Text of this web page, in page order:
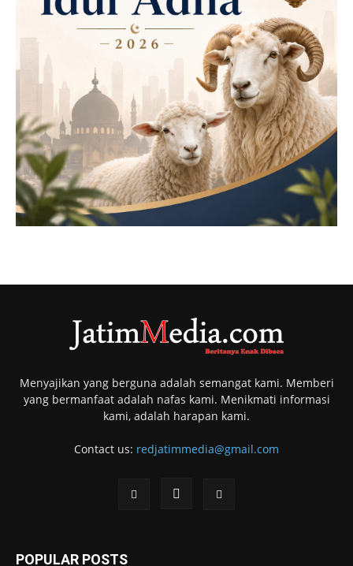
Menyajikan yang berguna adalah semangat kami. Memberi
yang bermanfaat adalah nafas kami. Menikmati informasi
kami, adalah harapan kami.
Contact us: redjatimmedia@gmail.com
POPULAR POSTS